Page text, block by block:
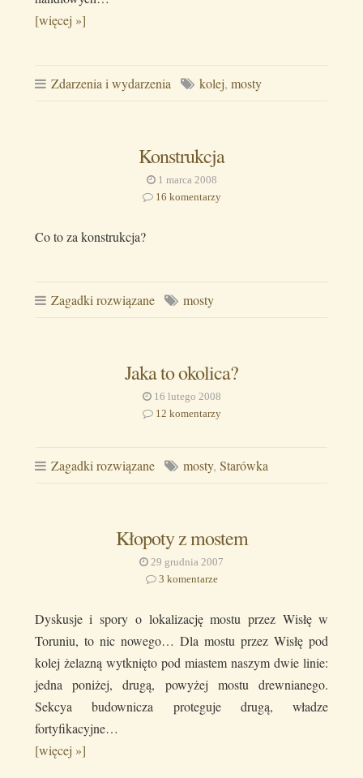
[więcej »]
Zdarzenia i wydarzenia kolej, mosty
Konstrukcja
1 marca 2008
16 komentarzy
Co to za konstrukcja?
Zagadki rozwiązane mosty
Jaka to okolica?
16 lutego 2008
12 komentarzy
Zagadki rozwiązane mosty, Starówka
Kłopoty z mostem
29 grudnia 2007
3 komentarze
Dyskusje i spory o lokalizację mostu przez Wisłę w
Toruniu, to nic nowego… Dla mostu przez Wisłę pod
kolej żelazną wytknięto pod miastem naszym dwie linie:
jedna poniżej, drugą, powyżej mostu drewnianego.
Sekcya budownicza proteguje drugą, władze
fortyfikacyjne…
[więcej »]